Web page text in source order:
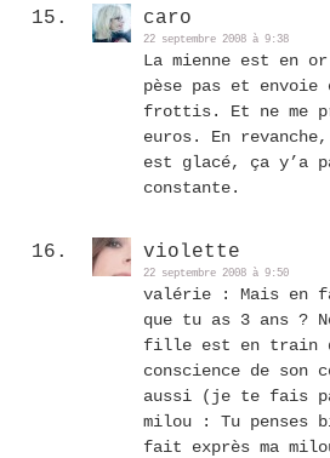
caro
22 septembre 2008 à 9:38
La mienne est en
pèse pas et envoie
frottis. Et ne me
euros. En
est glacé, ça y’a
constante.
violette
22 septembre 2008 à 9:50
valérie : Mais en
que tu as 3 ans ?
fille est en train
conscience de son
aussi (je te fais
milou : Tu penses
fait exprès ma